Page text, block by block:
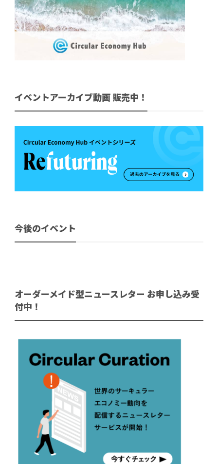
イベントアーカイブ動画 販売中！
今後のイベント
オーダーメイド型ニュースレター お申し込み受
付中！